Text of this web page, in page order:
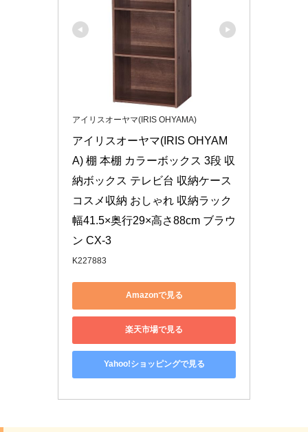
アイリスオーヤマ(IRIS OHYAMA)
アイリスオーヤマ(IRIS OHYAM
A) 棚 本棚 カラーボックス 3段 収
納ボックス テレビ台 収納ケース
コスメ収納 おしゃれ 収納ラック
幅41.5×奥行29×高さ88cm ブラウ
ン CX-3
K227883
Amazonで見る
楽天市場で見る
Yahoo!ショッピングで見る